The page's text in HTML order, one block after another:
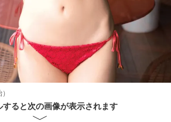
すると次の画像が表示されます